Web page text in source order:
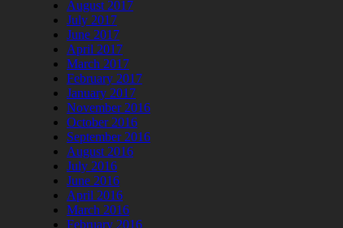
August 2017
July 2017
June 2017
April 2017
March 2017
February 2017
January 2017
November 2016
October 2016
September 2016
August 2016
July 2016
June 2016
April 2016
March 2016
February 2016